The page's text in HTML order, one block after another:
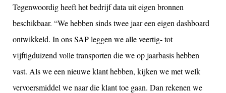
Tegenwoordig heeft het bedrijf data uit eigen bronnen
beschikbaar. “We hebben sinds twee jaar een eigen dashboard
ontwikkeld. In ons SAP leggen we alle veertig- tot
vijftigduizend volle transporten die we op jaarbasis hebben
vast. Als we een nieuwe klant hebben, kijken we met welk
vervoersmiddel we naar die klant toe gaan. Dan rekenen we